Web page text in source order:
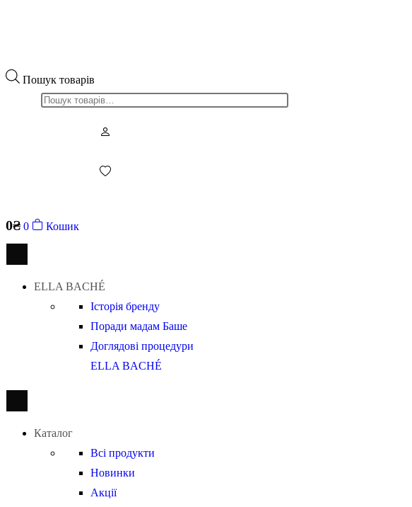
Пошук товарів
0₴ 0 Кошик
ELLA BACHÉ
Історія бренду
Поради мадам Баше
Доглядові процедури
ELLA BACHÉ
Каталог
Всі продукти
Новинки
Акції